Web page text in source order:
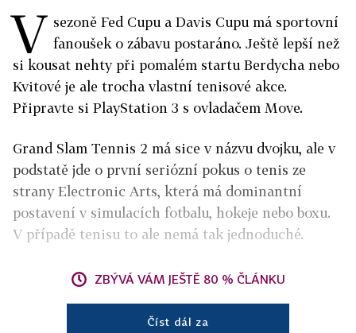
V sezoně Fed Cupu a Davis Cupu má sportovní
fanoušek o zábavu postaráno. Ještě lepší než
si kousat nehty při pomalém startu Berdycha nebo
Kvitové je ale trocha vlastní tenisové akce.
Připravte si PlayStation 3 s ovladačem Move.
Grand Slam Tennis 2 má sice v názvu dvojku, ale v
podstatě jde o první seriózní pokus o tenis ze
strany Electronic Arts, která má dominantní
postavení v simulacích fotbalu, hokeje nebo boxu.
V případě tenisu to ale nemá tak jednoduché.
ZBÝVÁ VÁM JEŠTĚ 80 % ČLÁNKU
Číst dál za